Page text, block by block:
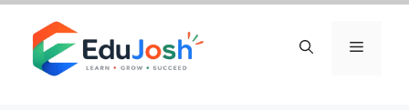
Skip
content
Menu